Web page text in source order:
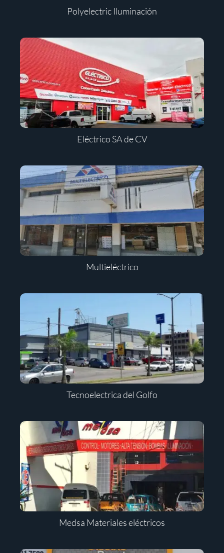
Polyelectric Iluminación
Eléctrico SA de CV
Multieléctrico
Tecnoelectrica del Golfo
Medsa Materiales eléctricos